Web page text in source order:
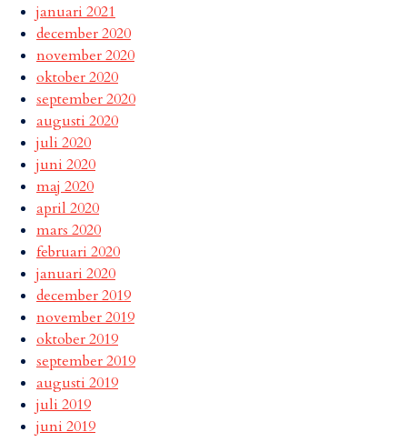
januari 2021
december 2020
november 2020
oktober 2020
september 2020
augusti 2020
juli 2020
juni 2020
maj 2020
april 2020
mars 2020
februari 2020
januari 2020
december 2019
november 2019
oktober 2019
september 2019
augusti 2019
juli 2019
juni 2019